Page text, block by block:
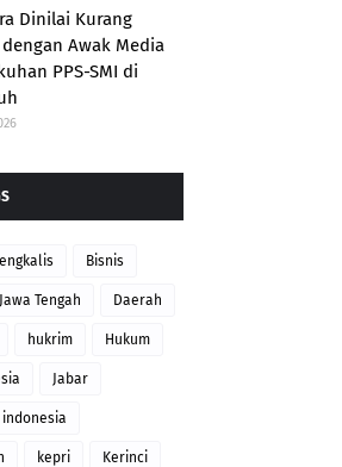
Dinilai Kurang
Awak Media
PPS-SMI di
Bisnis
Tengah Daerah
hukrim Hukum
Jabar
indonesia
kepri Kerinci